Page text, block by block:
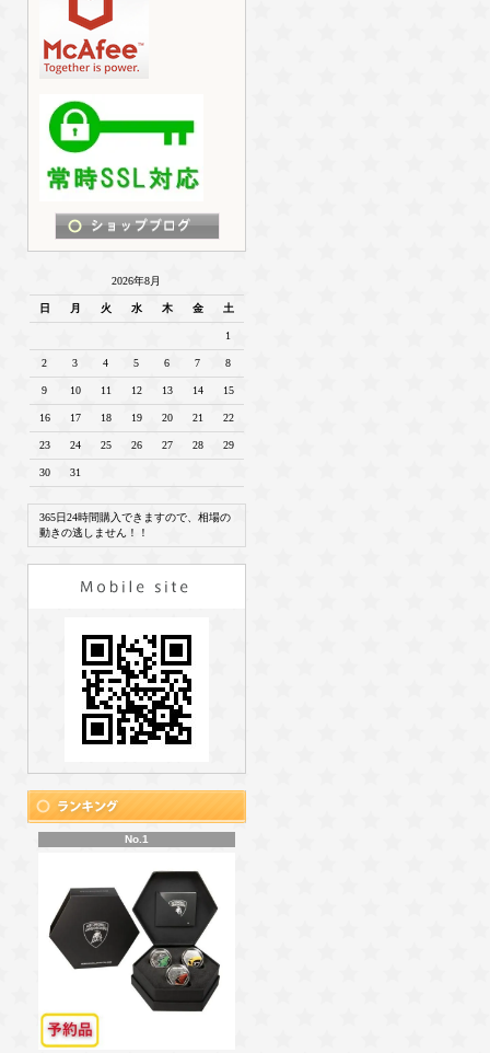
2026年8月
日 月 火 水 木 金 土
1
2 3 4 5 6 7 8
9 10 11 12 13 14 15
16 17 18 19 20 21 22
23 24 25 26 27 28 29
30 31
365日24時間購入できますので、相場の
動きの逃しません！！
No.1